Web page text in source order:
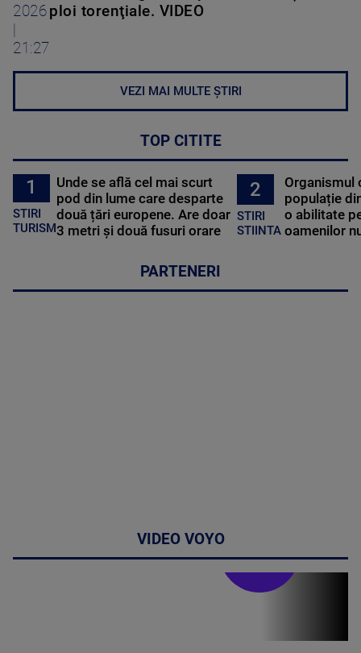
2026
21:27
ploi torenţiale. VIDEO
VEZI MAI MULTE ȘTIRI
TOP CITITE
1
STIRI
TURISM
Unde se află cel mai scurt
pod din lume care desparte
două țări europene. Are doar
3 metri și două fusuri orare
2
STIRI
STIINTA
Organismul
populație
o abilitate
oamenilor
PARTENERI
VIDEO VOYO